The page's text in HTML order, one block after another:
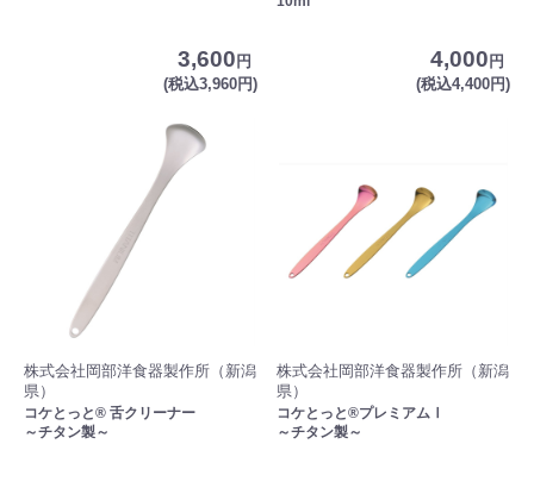
3,600 円
(税込3,960円)
4,000 円
(税込4,400円)
株式会社岡部洋食器製作所（新潟
県）
コケとっと® 舌クリーナー
～チタン製～
株式会社岡部洋食器製作所（新潟
県）
コケとっと®プレミアムⅠ
～チタン製～